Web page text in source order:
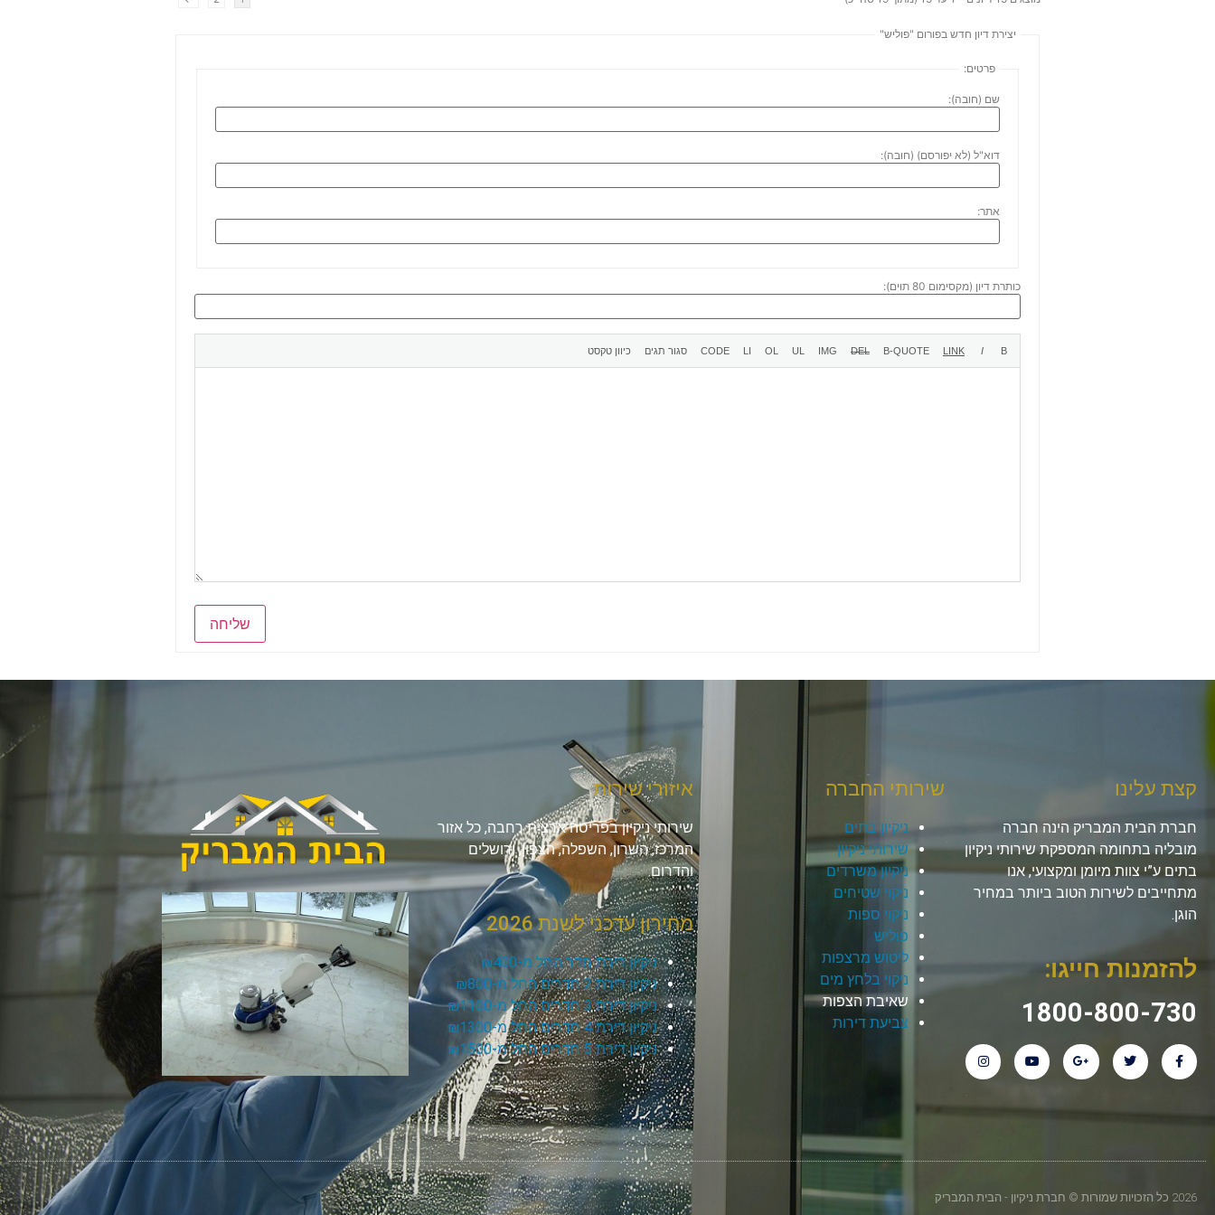
יצירת דיון חדש בפורום "פוליש"
פרטים:
שם (חובה):
דוא"ל (לא יפורסם) (חובה):
אתר:
כותרת דיון (מקסימום 80 תוים):
שליחה
קצת עלינו
חברת הבית המבריק הינה חברה
מובליה בתחומה המספקת שירותי ניקיון
בתים ע”י צוות מיומן ומקצועי, אנו
מתחייבים לשירות הטוב ביותר במחיר
הוגן.
להזמנות חייגו:
1800-800-730
שירותי החברה
ניקיון בתים
שירותי ניקיון
ניקיון משרדים
ניקוי שטיחים
ניקוי ספות
פוליש
ליטוש מרצפות
ניקוי בלחץ מים
שאיבת הצפות
צביעת דירות
איזורי שירות
שירותי ניקיון בפריסה ארצית רחבה, כל אזור
המרכז, השרון, השפלה, הצפון, ירושלים
והדרום.
מחירון עדכני לשנת 2026
ניקיון דירת חדר החל מ-₪400
ניקיון דירת 2 חדרים החל מ-₪800
ניקיון דירת 3 חדרים החל מ-₪1100
ניקיון דירת 4 חדרים החל מ-₪1300
ניקיון דירת 5 חדרים החל מ-₪1500
2026 כל הזכויות שמורות © חברת ניקיון - הבית המבריק